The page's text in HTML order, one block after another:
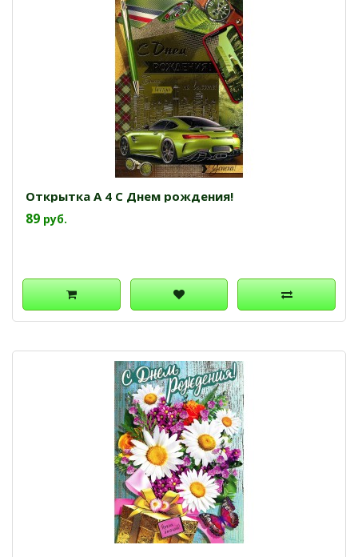
Открытка А 4 С Днем рождения!
89 руб.